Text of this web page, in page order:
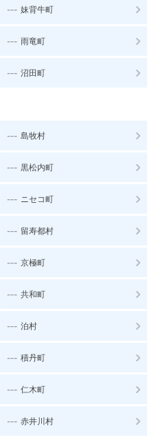
--- 妹背牛町
--- 雨竜町
--- 沼田町
--- 島牧村
--- 黒松内町
--- ニセコ町
--- 留寿都村
--- 京極町
--- 共和町
--- 泊村
--- 積丹町
--- 仁木町
--- 赤井川村